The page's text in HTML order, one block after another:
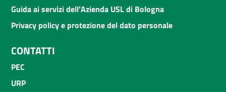
Guida ai servizi dell'Azienda USL di Bologna
Privacy policy e protezione del dato personale
CONTATTI
PEC
URP